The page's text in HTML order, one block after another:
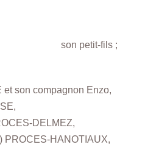
son petit-fils ;
son compagnon Enzo,
DELMEZ,
PROCES-HANOTIAUX,